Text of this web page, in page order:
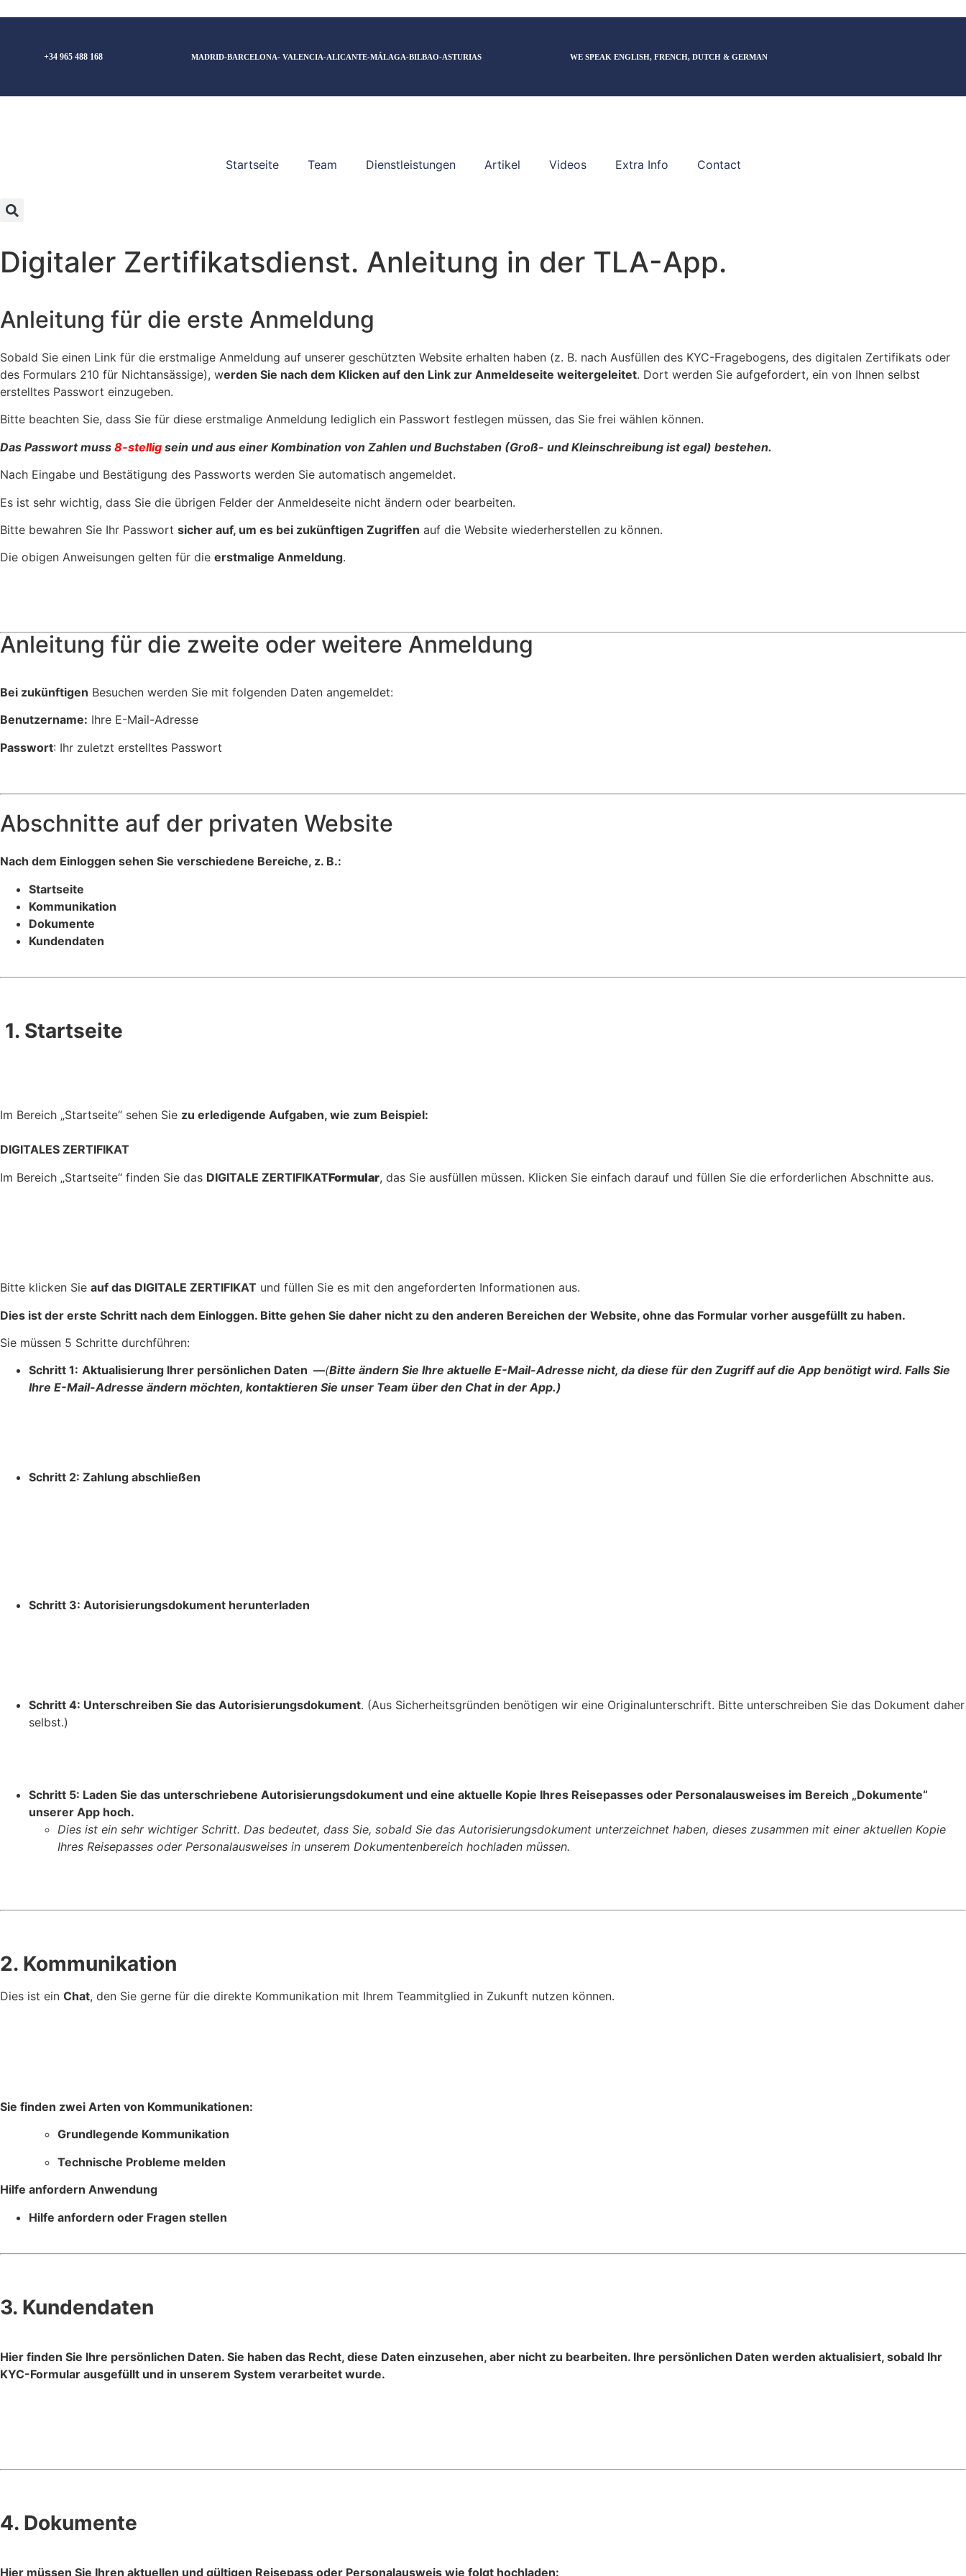
+34 965 488 168 MADRID-BARCELONA- VALENCIA-ALICANTE-MÁLAGA-BILBAO-ASTURIAS WE SPEAK ENGLISH, FRENCH, DUTCH & GERMAN
Startseite Team Dienstleistungen Artikel Videos Extra Info Contact
Digitaler Zertifikatsdienst. Anleitung in der TLA-App.
Anleitung für die erste Anmeldung
Sobald Sie einen Link für die erstmalige Anmeldung auf unserer geschützten Website erhalten haben (z. B. nach Ausfüllen des KYC-Fragebogens, des digitalen Zertifikats oder
des Formulars 210 für Nichtansässige), werden Sie nach dem Klicken auf den Link zur Anmeldeseite weitergeleitet. Dort werden Sie aufgefordert, ein von Ihnen selbst
erstelltes Passwort einzugeben.
Bitte beachten Sie, dass Sie für diese erstmalige Anmeldung lediglich ein Passwort festlegen müssen, das Sie frei wählen können.
Das Passwort muss 8-stellig sein und aus einer Kombination von Zahlen und Buchstaben (Groß- und Kleinschreibung ist egal) bestehen.
Nach Eingabe und Bestätigung des Passworts werden Sie automatisch angemeldet.
Es ist sehr wichtig, dass Sie die übrigen Felder der Anmeldeseite nicht ändern oder bearbeiten.
Bitte bewahren Sie Ihr Passwort sicher auf, um es bei zukünftigen Zugriffen auf die Website wiederherstellen zu können.
Die obigen Anweisungen gelten für die erstmalige Anmeldung.
Anleitung für die zweite oder weitere Anmeldung
Bei zukünftigen Besuchen werden Sie mit folgenden Daten angemeldet:
Benutzername: Ihre E-Mail-Adresse
Passwort: Ihr zuletzt erstelltes Passwort
Abschnitte auf der privaten Website
Nach dem Einloggen sehen Sie verschiedene Bereiche, z. B.:
Startseite
Kommunikation
Dokumente
Kundendaten
1. Startseite
Im Bereich „Startseite“ sehen Sie zu erledigende Aufgaben, wie zum Beispiel:
DIGITALES ZERTIFIKAT
Im Bereich „Startseite“ finden Sie das DIGITALE ZERTIFIKATFormular, das Sie ausfüllen müssen. Klicken Sie einfach darauf und füllen Sie die erforderlichen Abschnitte aus.
Bitte klicken Sie auf das DIGITALE ZERTIFIKAT und füllen Sie es mit den angeforderten Informationen aus.
Dies ist der erste Schritt nach dem Einloggen. Bitte gehen Sie daher nicht zu den anderen Bereichen der Website, ohne das Formular vorher ausgefüllt zu haben.
Sie müssen 5 Schritte durchführen:
Schritt 1: Aktualisierung Ihrer persönlichen Daten —(Bitte ändern Sie Ihre aktuelle E-Mail-Adresse nicht, da diese für den Zugriff auf die App benötigt wird. Falls Sie
Ihre E-Mail-Adresse ändern möchten, kontaktieren Sie unser Team über den Chat in der App.)
Schritt 2: Zahlung abschließen
Schritt 3: Autorisierungsdokument herunterladen
Schritt 4: Unterschreiben Sie das Autorisierungsdokument. (Aus Sicherheitsgründen benötigen wir eine Originalunterschrift. Bitte unterschreiben Sie das Dokument daher
selbst.)
Schritt 5: Laden Sie das unterschriebene Autorisierungsdokument und eine aktuelle Kopie Ihres Reisepasses oder Personalausweises im Bereich „Dokumente“
unserer App hoch.
Dies ist ein sehr wichtiger Schritt. Das bedeutet, dass Sie, sobald Sie das Autorisierungsdokument unterzeichnet haben, dieses zusammen mit einer aktuellen Kopie
Ihres Reisepasses oder Personalausweises in unserem Dokumentenbereich hochladen müssen.
2. Kommunikation
Dies ist ein Chat, den Sie gerne für die direkte Kommunikation mit Ihrem Teammitglied in Zukunft nutzen können.
Sie finden zwei Arten von Kommunikationen:
Grundlegende Kommunikation
Technische Probleme melden
Hilfe anfordern Anwendung
Hilfe anfordern oder Fragen stellen
3. Kundendaten
Hier finden Sie Ihre persönlichen Daten. Sie haben das Recht, diese Daten einzusehen, aber nicht zu bearbeiten. Ihre persönlichen Daten werden aktualisiert, sobald Ihr
KYC-Formular ausgefüllt und in unserem System verarbeitet wurde.
4. Dokumente
Hier müssen Sie Ihren aktuellen und gültigen Reisepass oder Personalausweis wie folgt hochladen: